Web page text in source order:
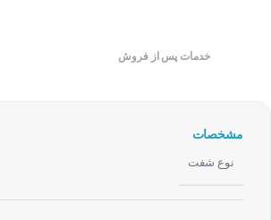
خدمات پس از فروش
مشخصات
نوع شفت